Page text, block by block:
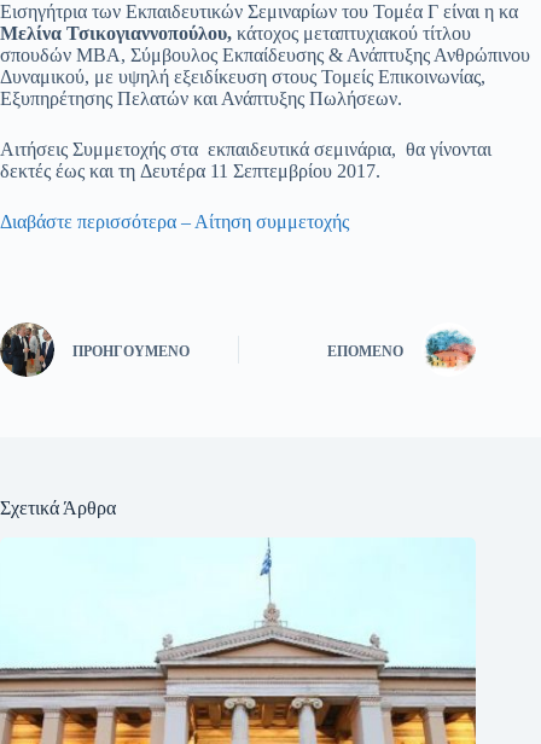
Εισηγήτρια των Εκπαιδευτικών Σεμιναρίων του Τομέα Γ είναι η κα
Μελίνα Τσικογιαννοπούλου, κάτοχος μεταπτυχιακού τίτλου
σπουδών MBA, Σύμβουλος Εκπαίδευσης & Ανάπτυξης Ανθρώπινου
Δυναμικού, με υψηλή εξειδίκευση στους Τομείς Επικοινωνίας,
Εξυπηρέτησης Πελατών και Ανάπτυξης Πωλήσεων.
Αιτήσεις Συμμετοχής στα εκπαιδευτικά σεμινάρια, θα γίνονται
δεκτές έως και τη Δευτέρα 11 Σεπτεμβρίου 2017.
Διαβάστε περισσότερα – Αίτηση συμμετοχής
ΠΡΟΗΓΟΎΜΕΝΟ ΕΠΌΜΕΝΟ
Σχετικά Άρθρα